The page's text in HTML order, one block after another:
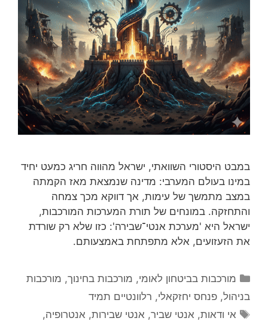
במבט היסטורי השוואתי, ישראל מהווה חריג כמעט יחיד
במינו בעולם המערבי: מדינה שנמצאת מאז הקמתה
במצב מתמשך של עימות, אך דווקא מכך צמחה
והתחזקה. במונחים של תורת המערכות המורכבות,
ישראל היא 'מערכת אנטי־שבירה': כזו שלא רק שורדת
את הזעזועים, אלא מתפתחת באמצעותם.
קטגוריות
מורכבות בביטחון לאומי, מורכבות בחינוך, מורכבות
בניהול, פנחס יחזקאלי, רלוונטיים תמיד
תגיות
אי ודאות, אנטי שביר, אנטי שבירות, אנטרופיה,